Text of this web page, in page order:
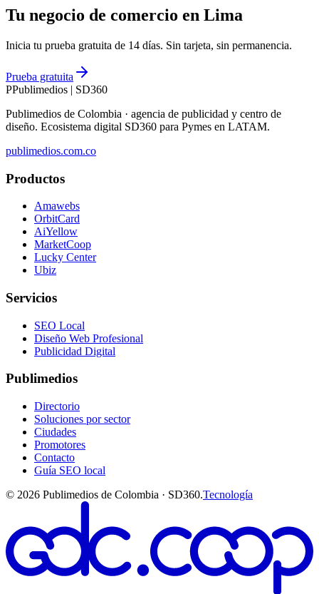
Tu negocio de comercio en Lima
Inicia tu prueba gratuita de 14 días. Sin tarjeta, sin permanencia.
Prueba gratuita
PPublimedios | SD360
Publimedios de Colombia · agencia de publicidad y centro de
diseño. Ecosistema digital SD360 para Pymes en LATAM.
publimedios.com.co
Productos
Amawebs
OrbitCard
AiYellow
MarketCoop
Lucky Center
Ubiz
Servicios
SEO Local
Diseño Web Profesional
Publicidad Digital
Publimedios
Directorio
Soluciones por sector
Ciudades
Promotores
Contacto
Guía SEO local
© 2026 Publimedios de Colombia · SD360.Tecnología